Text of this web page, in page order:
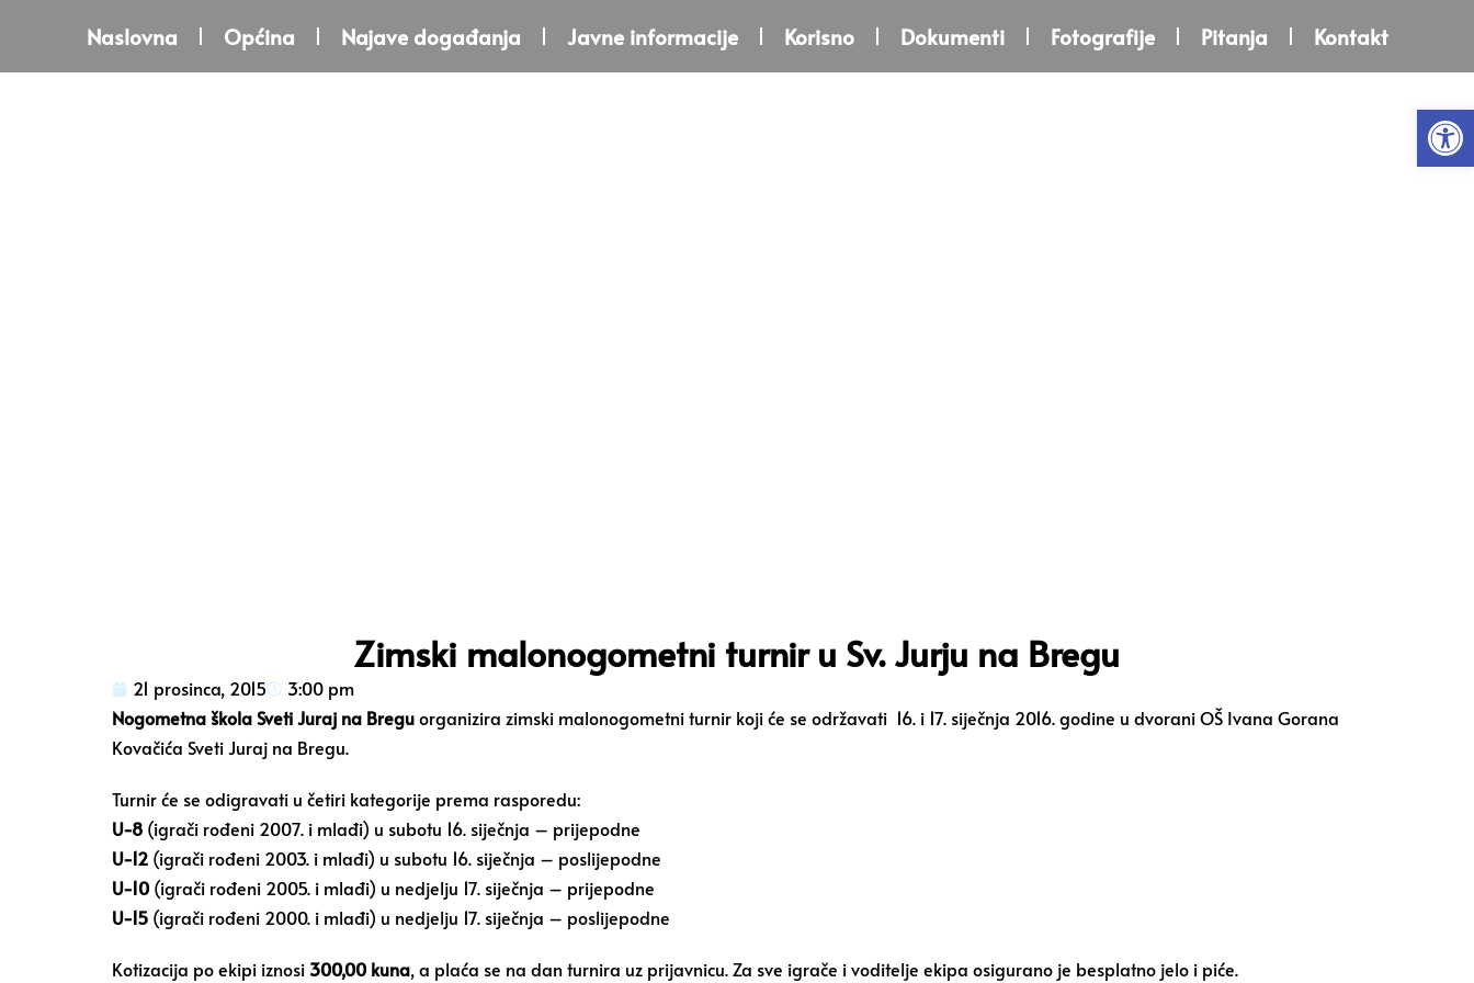
Naslovna Općina Najave događanja Javne informacije Korisno Dokumenti Fotografije Pitanja Kontakt
Zimski malonogometni turnir u Sv. Jurju na Bregu
21 prosinca, 2015
3:00 pm
Nogometna škola Sveti Juraj na Breguorganizira zimski malonogometni turnir koji će se održavati 16. i 17. siječnja 2016. godine u dvorani OŠ Ivana Gorana
Kovačića Sveti Juraj na Bregu.
Turnir će se odigravati u četiri kategorije prema rasporedu:
U-8 (igrači rođeni 2007. i mlađi) u subotu 16. siječnja – prijepodne
U-12 (igrači rođeni 2003. i mlađi) u subotu 16. siječnja – poslijepodne
U-10 (igrači rođeni 2005. i mlađi) u nedjelju 17. siječnja – prijepodne
U-15 (igrači rođeni 2000. i mlađi) u nedjelju 17. siječnja – poslijepodne
Kotizacija po ekipi iznosi 300,00 kuna, a plaća se na dan turnira uz prijavnicu. Za sve igrače i voditelje ekipa osigurano je besplatno jelo i piće.